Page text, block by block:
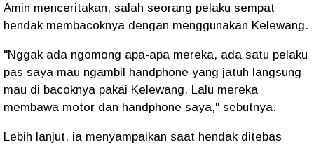
Amin menceritakan, salah seorang pelaku sempat
hendak membacoknya dengan menggunakan Kelewang.
"Nggak ada ngomong apa-apa mereka, ada satu pelaku
pas saya mau ngambil handphone yang jatuh langsung
mau di bacoknya pakai Kelewang. Lalu mereka
membawa motor dan handphone saya," sebutnya.
Lebih lanjut, ia menyampaikan saat hendak ditebas